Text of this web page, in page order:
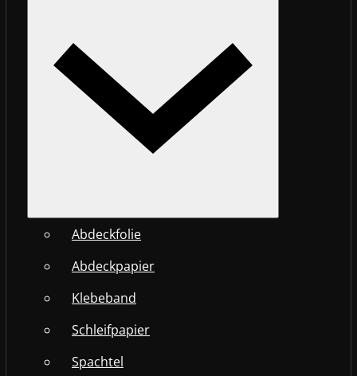
Abdeckfolie
Abdeckpapier
Klebeband
Schleifpapier
Spachtel